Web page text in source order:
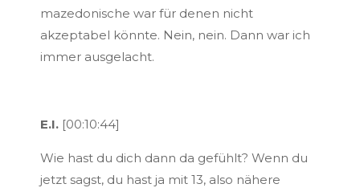
mazedonische war für denen nicht
akzeptabel könnte. Nein, nein. Dann war ich
immer ausgelacht.
E.I. [00:10:44]
Wie hast du dich dann da gefühlt? Wenn du
jetzt sagst, du hast ja mit 13, also nähere